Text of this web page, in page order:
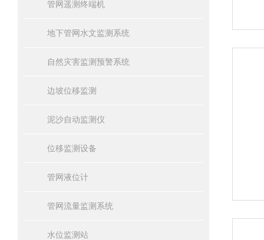
管网遥测终端机
地下管网水文监测系统
自然灾害监测预警系统
边坡位移监测
泥沙自动监测仪
位移监测设备
管网液位计
管网流量监测系统
水位监测站